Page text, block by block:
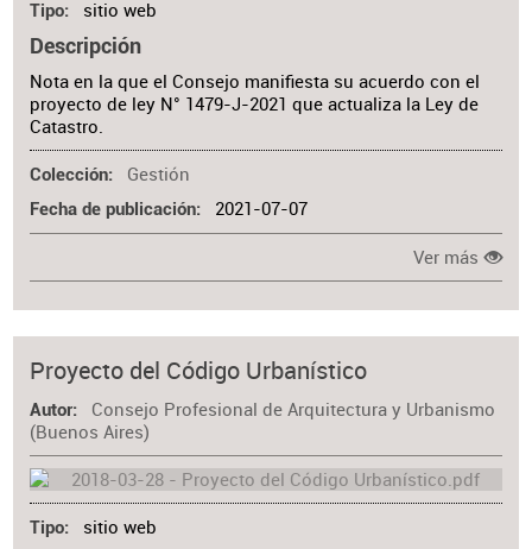
Tipo sitio web
Descripción
Nota en la que el Consejo manifiesta su acuerdo con el
proyecto de ley N° 1479-J-2021 que actualiza la Ley de
Catastro.
Colección Gestión
Fecha de publicación 2021-07-07
Ver más
Proyecto del Código Urbanístico
Autor
Consejo Profesional de Arquitectura y Urbanismo
(Buenos Aires)
Tipo sitio web